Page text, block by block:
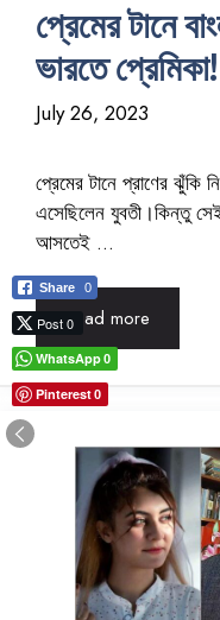
প্রেমের টানে
ভারতে
July 26, 2023
প্রেমের টানে প্রাণের ঝুঁকি
এসেছিলেন যুবতী।কিন্তু
আসতেই …
Read more
Share 0
Post 0
WhatsApp0
Pinterest0